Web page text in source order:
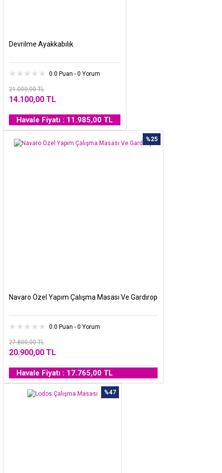
Devrilme Ayakkabılık
0.0 Puan - 0 Yorum
21.000,00 TL
14.100,00 TL
Havale Fiyatı : 11.985,00 TL
%25
Navaro Özel Yapım Çalışma Masası Ve Gardırop
0.0 Puan - 0 Yorum
27.800,00 TL
20.900,00 TL
Havale Fiyatı : 17.765,00 TL
%47